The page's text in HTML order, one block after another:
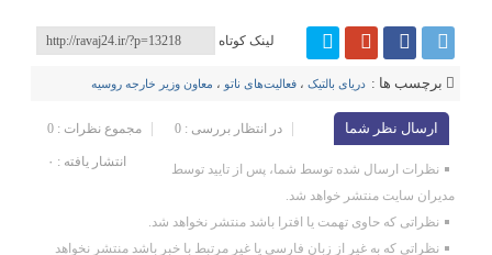
لینک کوتاه
برچسب ها : دریای بالتیک ،فعالیت‌های ناتو ، معاون وزیر خارجه روسیه
ارسال نظر شما مجموع نظرات : 0 در انتظار بررسی : 0
انتشار یافته : ۰
نظرات ارسال شده توسط شما، پس از تایید توسط
مدیران سایت منتشر خواهد شد.
نظراتی که حاوی تهمت یا افترا باشد منتشر نخواهد شد.
نظراتی که به غیر از زبان فارسی یا غیر مرتبط با خبر باشد منتشر نخواهد